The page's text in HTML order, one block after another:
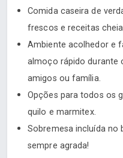
Comida caseira de
frescos e receitas
Ambiente acolhedor e
almoço rápido durante
amigos ou família.
Opções para todos os
quilo e marmitex.
Sobremesa incluída
sempre agrada!